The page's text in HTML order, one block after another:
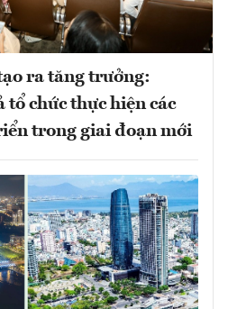
ra tăng trưởng:
tổ chức thực hiện các
trong giai đoạn mới